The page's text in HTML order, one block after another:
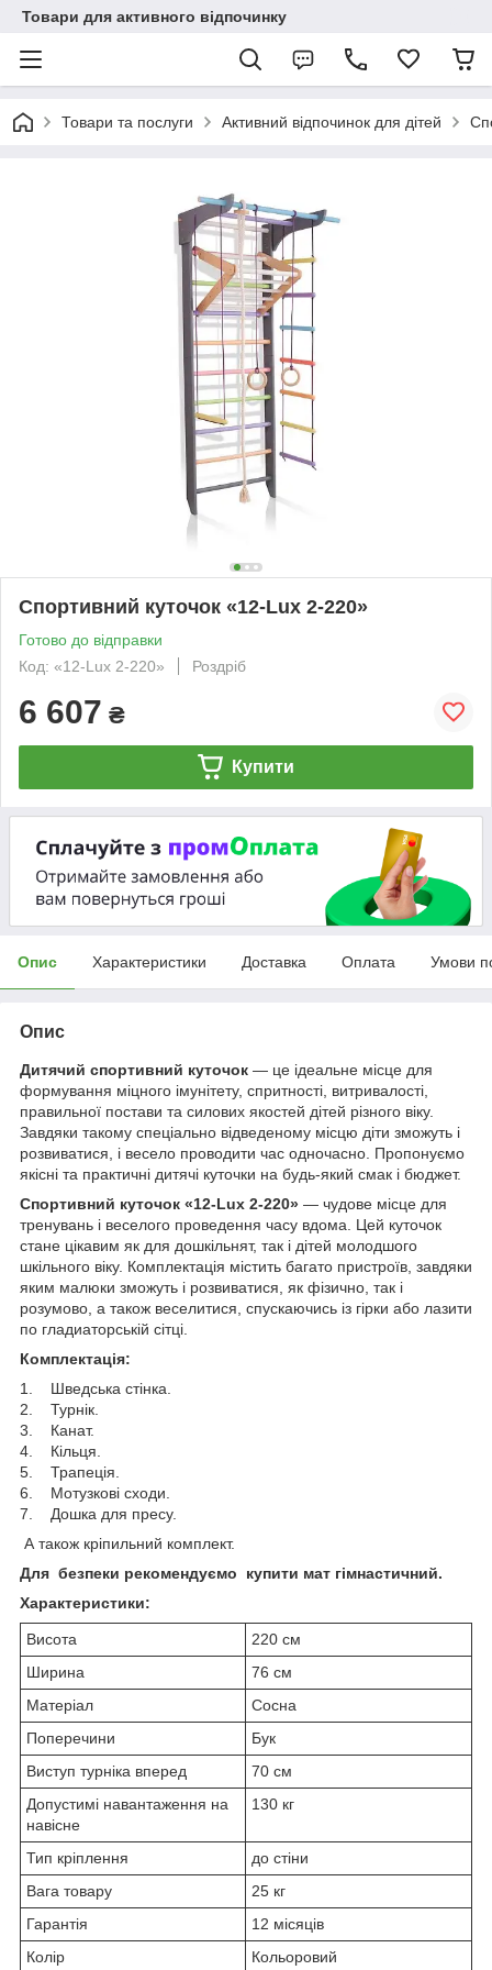
Товари для активного відпочинку
Товари та послуги Активний відпочинок для дітей
Спортивний куточок «12-Lux 2-220»
Готово до відправки
Код: «12-Lux 2-220»
Роздріб
6 607 ₴
Купити
Опис Характеристики Доставка Оплата Умови
Опис
Дитячий спортивний куточок — це ідеальне місце для
формування міцного імунітету, спритності, витривалості,
правильної постави та силових якостей дітей різного віку.
Завдяки такому спеціально відведеному місцю діти зможуть і
розвиватися, і весело проводити час одночасно. Пропонуємо
якісні та практичні дитячі куточки на будь-який смак і бюджет.
Спортивний куточок «12-Lux 2-220» — чудове місце для
тренувань і веселого проведення часу вдома. Цей куточок
стане цікавим як для дошкільнят, так і дітей молодшого
шкільного віку. Комплектація містить багато пристроїв, завдяки
яким малюки зможуть і розвиватися, як фізично, так і
розумово, а також веселитися, спускаючись із гірки або лазити
по гладиаторській сітці.
Комплектація:
1. Шведська стінка.
2. Турнік.
3. Канат.
4. Кільця.
5. Трапеція.
6. Мотузкові сходи.
7. Дошка для пресу.
А також кріпильний комплект.
Для безпеки рекомендуємо купити мат гімнастичний.
Характеристики:
Висота
220 см
Ширина
76 см
Матеріал
Сосна
Поперечини
Бук
Виступ турніка вперед
70 см
Допустимі навантаження на
навісне
130 кг
Тип кріплення
до стіни
Вага товару
25 кг
Гарантія
12 місяців
Колір
Кольоровий